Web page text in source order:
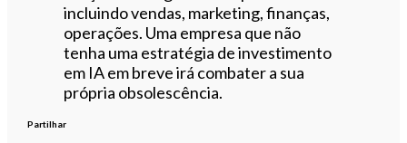
incluindo vendas, marketing, finanças,
operações. Uma empresa que não
tenha uma estratégia de investimento
em IA em breve irá combater a sua
própria obsolescência.
Partilhar